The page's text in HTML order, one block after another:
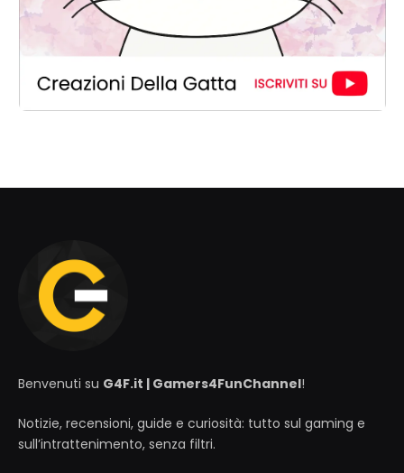
Benvenuti su G4F.it | Gamers4FunChannel!
Notizie, recensioni, guide e curiosità: tutto sul gaming e
sull’intrattenimento, senza filtri.